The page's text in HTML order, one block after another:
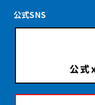
公式SNS